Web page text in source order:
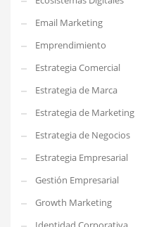
Email Marketing
Emprendimiento
Estrategia Comercial
Estrategia de Marca
Estrategia de Marketing
Estrategia de Negocios
Estrategia Empresarial
Gestión Empresarial
Growth Marketing